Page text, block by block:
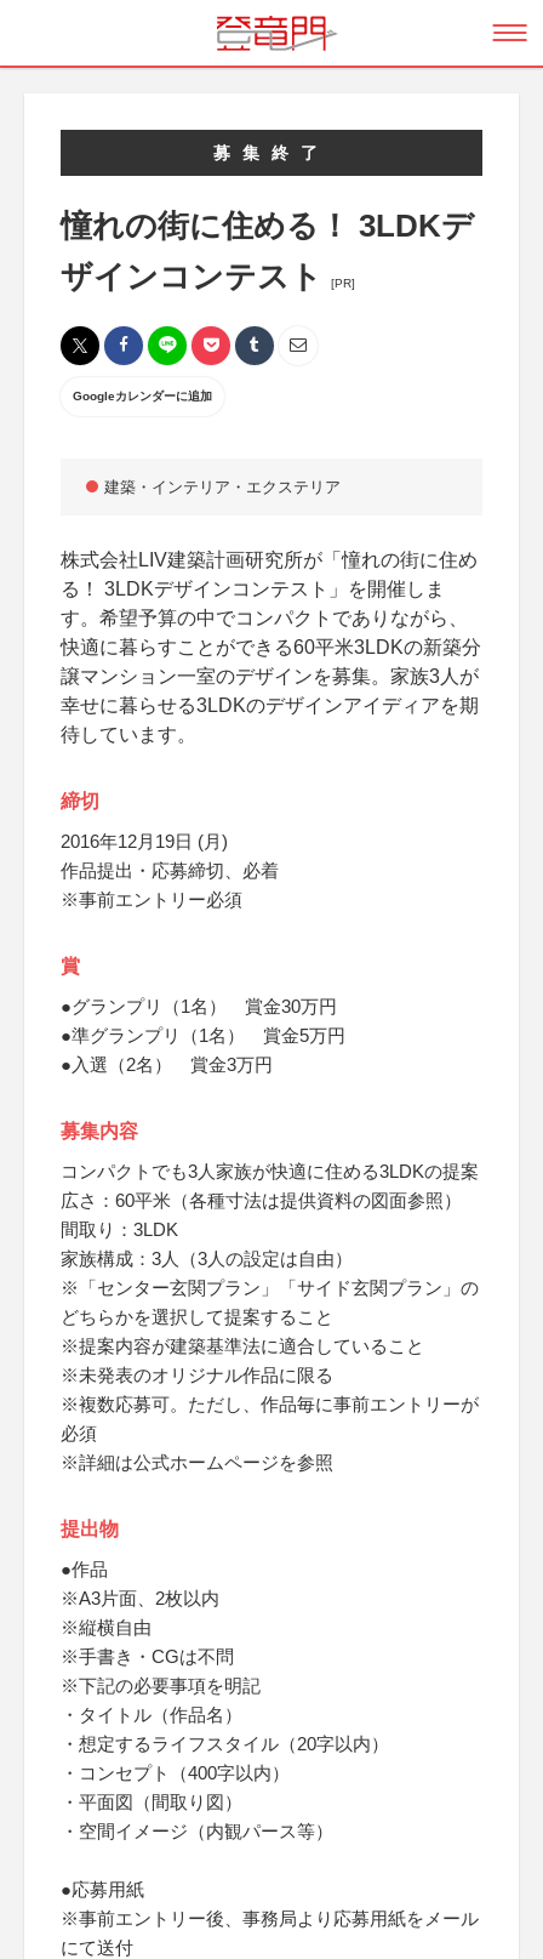
募集終了
憧れの街に住める！ 3LDKデ
ザインコンテスト
[PR]
Googleカレンダーに追加
建築・インテリア・エクステリア
株式会社LIV建築計画研究所が「憧れの街に住め
る！ 3LDKデザインコンテスト」を開催しま
す。希望予算の中でコンパクトでありながら、
快適に暮らすことができる60平米3LDKの新築分
譲マンション一室のデザインを募集。家族3人が
幸せに暮らせる3LDKのデザインアイディアを期
待しています。
締切
2016年12月19日 (月)
作品提出・応募締切、必着
※事前エントリー必須
賞
●グランプリ（1名） 賞金30万円
●準グランプリ（1名） 賞金5万円
●入選（2名） 賞金3万円
募集内容
コンパクトでも3人家族が快適に住める3LDKの提案
広さ：60平米（各種寸法は提供資料の図面参照）
間取り：3LDK
家族構成：3人（3人の設定は自由）
※「センター玄関プラン」「サイド玄関プラン」の
どちらかを選択して提案すること
※提案内容が建築基準法に適合していること
※未発表のオリジナル作品に限る
※複数応募可。ただし、作品毎に事前エントリーが
必須
※詳細は公式ホームページを参照
提出物
●作品
※A3片面、2枚以内
※縦横自由
※手書き・CGは不問
※下記の必要事項を明記
・タイトル（作品名）
・想定するライフスタイル（20字以内）
・コンセプト（400字以内）
・平面図（間取り図）
・空間イメージ（内観パース等）
●応募用紙
※事前エントリー後、事務局より応募用紙をメール
にて送付